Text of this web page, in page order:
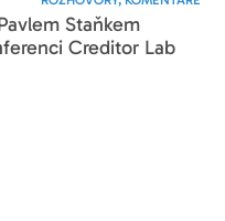
Staňkem
Creditor Lab